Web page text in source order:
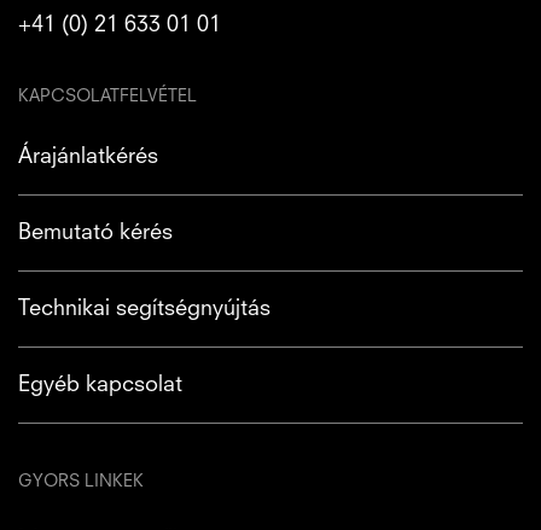
+41 (0) 21 633 01 01
KAPCSOLATFELVÉTEL
Árajánlatkérés
Bemutató kérés
Technikai segítségnyújtás
Egyéb kapcsolat
GYORS LINKEK